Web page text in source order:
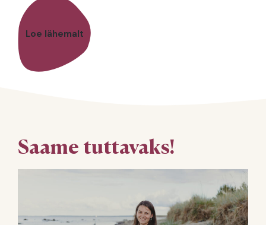
Loe lähemalt
Saame tuttavaks!